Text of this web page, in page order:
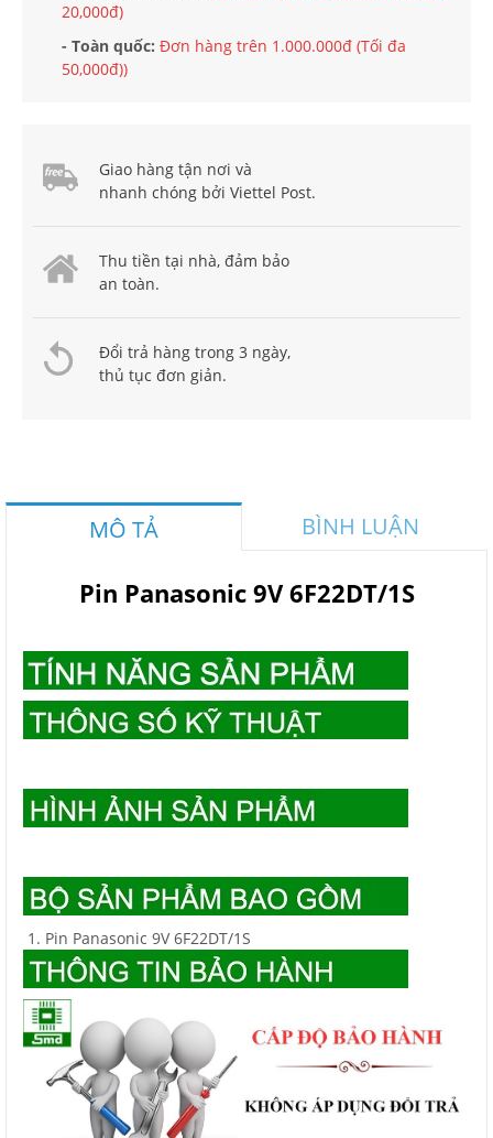
20,000đ)
- Toàn quốc: Đơn hàng trên 1.000.000đ (Tối đa
50,000đ))
Giao hàng tận nơi và
nhanh chóng bởi Viettel Post.
Thu tiền tại nhà, đảm bảo
an toàn.
Đổi trả hàng trong 3 ngày,
thủ tục đơn giản.
MÔ TẢ BÌNH LUẬN
Pin Panasonic 9V 6F22DT/1S
Pin Panasonic 9V 6F22DT/1S